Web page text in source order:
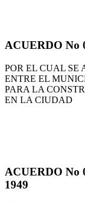
ACUERDO No
POR EL CUAL SE
ENTRE EL
PARA LA
EN LA CIUDAD
ACUERDO No
1949